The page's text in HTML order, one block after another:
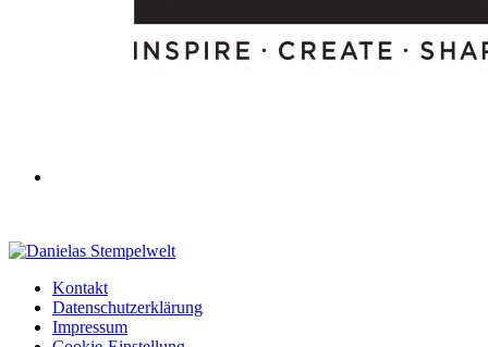
Kontakt
Datenschutzerklärung
Impressum